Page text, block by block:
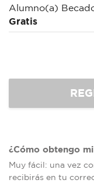
Alumno(a)
Gratis
¿Cómo obtengo
Muy fácil: una vez
recibirás en tu